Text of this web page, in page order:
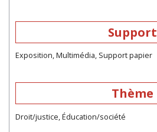
Support
Exposition, Multimédia, Support papier
Thème
Droit/justice, Éducation/société